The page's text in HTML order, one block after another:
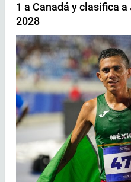
1 a Canadá y clasifica
2028